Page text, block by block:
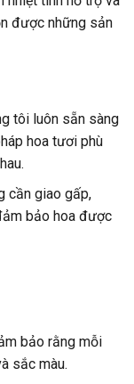
được những sản
tôi luôn sẵn sàng
hoa tươi phù
cần giao gấp,
bảo hoa được
bảo rằng mỗi
sắc màu.